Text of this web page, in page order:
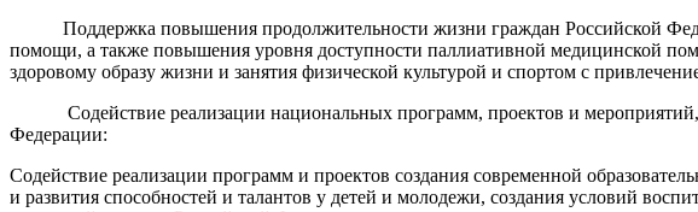
Поддержка повышения продолжительности жизни граждан Российской
помощи, а также повышения уровня доступности паллиативной медицинской
здоровому образу жизни и занятия физической культурой и спортом с
Содействие реализации национальных программ, проектов и мероприятий,
Федерации:
Содействие реализации программ и проектов создания современной
и развития способностей и талантов у детей и молодежи, создания условий